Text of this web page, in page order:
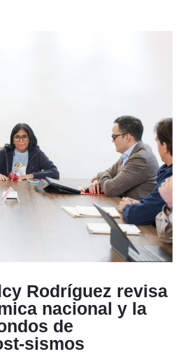
Rodríguez revisa
nacional y la
de
sismos